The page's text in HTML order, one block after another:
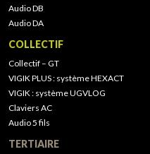
Audio DB
Audio DA
COLLECTIF
Collectif – GT
VIGIK PLUS : système HEXACT
VIGIK : système UGVLOG
Claviers AC
Audio 5 fils
TERTIAIRE